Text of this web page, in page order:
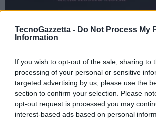
TecnoGazzetta - Do Not Process My
Information
If you wish to opt-out of the sale, sharing to
processing of your personal or sensitive
targeted advertising by us, please use the
section to confirm your selection. Please
opt-out request is processed you may
interest-based ads based on personal
VIEW POST